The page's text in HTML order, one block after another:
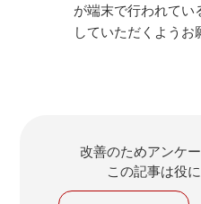
が端末で行われてい
していただくようお
改善のためアンケ
この記事は役